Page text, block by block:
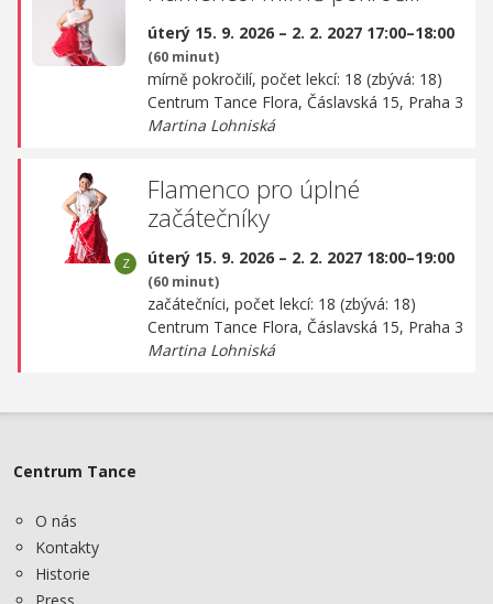
úterý 15. 9. 2026 – 2. 2. 2027 17:00–18:00
(60 minut)
mírně pokročilí, počet lekcí: 18 (zbývá: 18)
Centrum Tance Flora, Čáslavská 15, Praha 3
Martina Lohniská
Flamenco pro úplné
začátečníky
úterý 15. 9. 2026 – 2. 2. 2027 18:00–19:00
(60 minut)
začátečníci, počet lekcí: 18 (zbývá: 18)
Centrum Tance Flora, Čáslavská 15, Praha 3
Martina Lohniská
Centrum Tance
O nás
Kontakty
Historie